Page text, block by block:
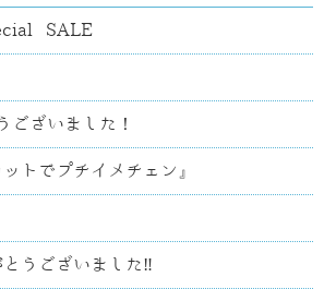
SALE
ございました！
トでプチイメチェン』
うございました‼